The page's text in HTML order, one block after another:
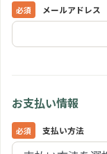
メールアドレス
お支払い情報
支払い方法